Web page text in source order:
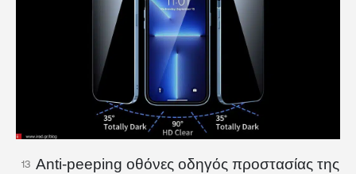
13 Anti-peeping οθόνες οδηγός προστασίας της